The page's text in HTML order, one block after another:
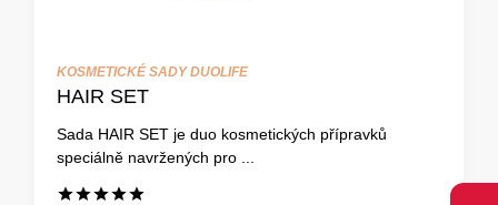
KOSMETICKÉ SADY DUOLIFE
HAIR SET
Sada HAIR SET je duo kosmetických přípravků
speciálně navržených pro ...